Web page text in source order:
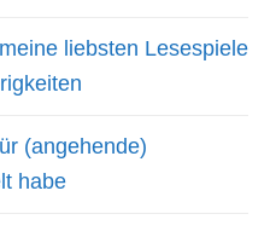
liebsten Lesespiele
(angehende)
habe